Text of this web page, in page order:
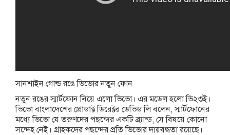
সানশাইন গোল্ড রঙে ভিভোর নতুন ফোন
নতুন রঙের স্মার্টফোন নিয়ে এলো ভিভো। এর মডেল হলো ভি২৩ই।
ভিভো বাংলাদেশের প্রোডাক্ট ডিরেক্টর ডেভিড লি বলেন, স্মার্টফোনের
মধ্যে ভিভো যে তরুণদের পছন্দের একটি ব্র্যান্ড, সে বিষয়ে কোনো
সন্দেহ নেই। গ্রাহকদের পছন্দের প্রতি ভিভোর দায়বদ্ধতা রয়েছে।